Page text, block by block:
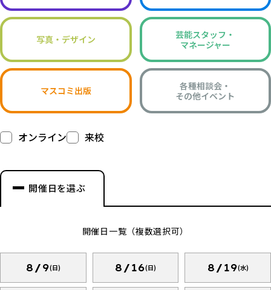
写真・デザイン
芸能スタッフ・
マネージャー
マスコミ出版
各種相談会・
その他イベント
オンライン 来校
開催日を選ぶ
開催日一覧（複数選択可）
8/9(日) 8/16(日) 8/19(水)